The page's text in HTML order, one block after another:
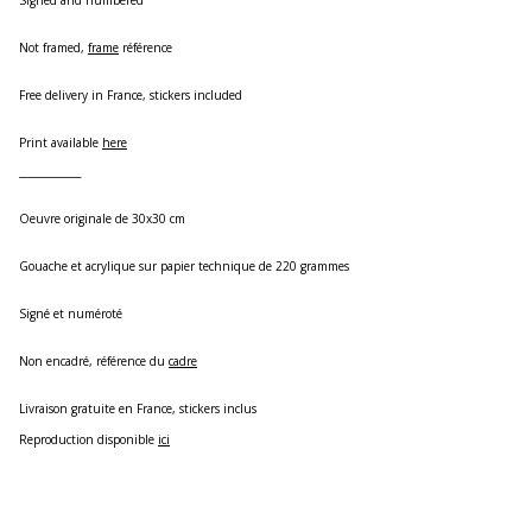
Not framed, frame référence
Free delivery in France, stickers included
Print available here
Oeuvre originale de 30x30 cm
Gouache et acrylique sur papier technique de 220 grammes
Signé et numéroté
Non encadré, référence du cadre
Livraison gratuite en France, stickers inclus
Reproduction disponible ici